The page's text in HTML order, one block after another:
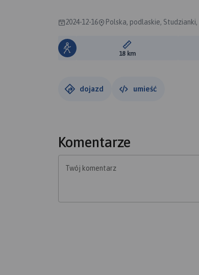
2024-12-16 Polska, podlaskie,
Długość trasy:
18 km
dojazd umieść
Komentarze
Twój komentarz